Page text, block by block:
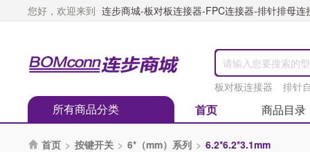
您好，欢迎来到 连步商城-板对板连接器-FPC连接器-排针排母
板对板连接器 排针
所有商品分类 首页 商品目录
 首页 > 按键开关 > 6*（mm）系列 > 6.2*6.2*3.1mm